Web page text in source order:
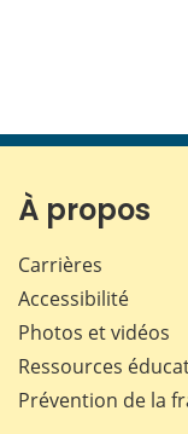
À propos
Carrières
Accessibilité
Photos et vidéos
Ressources
Prévention de la